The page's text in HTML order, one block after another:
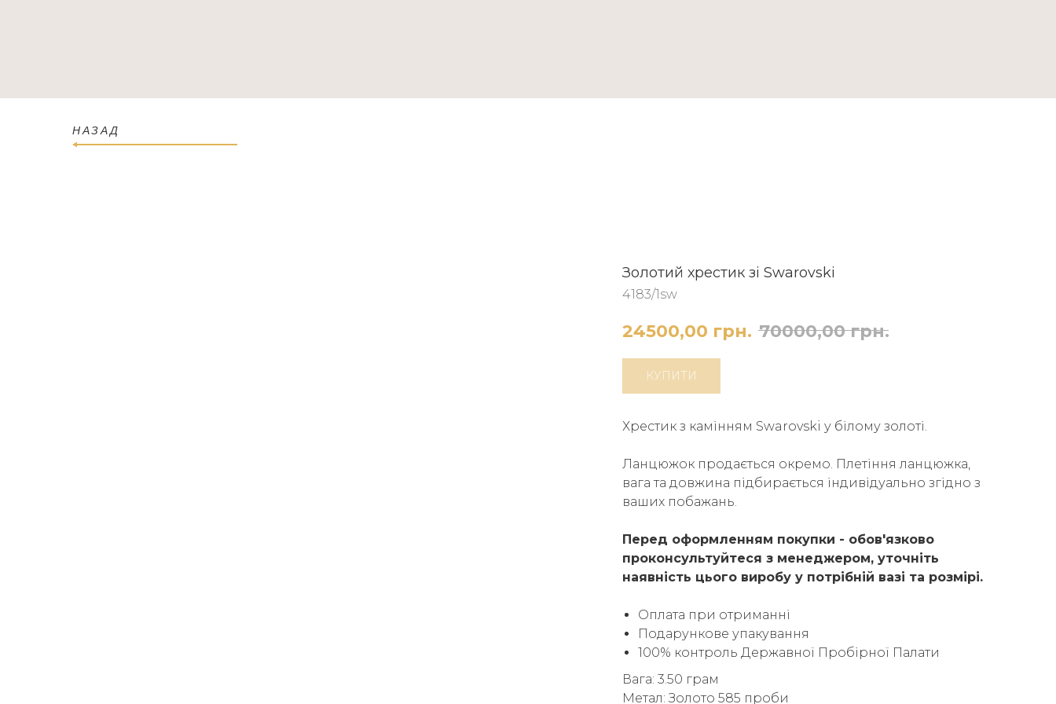
НАЗАД
Золотий хрестик зі Swarovski
4183/1sw
24500,00 грн. 70000,00 грн.
КУПИТИ
Хрестик з камінням Swarovski у білому золоті.
Ланцюжок продається окремо. Плетіння ланцюжка,
вага та довжина підбирається індивідуально згідно з
ваших побажань.
Перед оформленням покупки - обов'язково
проконсультуйтеся з менеджером, уточніть
наявність цього виробу у потрібній вазі та розмірі.
Оплата при отриманні
Подарункове упакування
100% контроль Державної Пробірної Палати
Вага: 3.50 грам
Метал: Золото 585 проби